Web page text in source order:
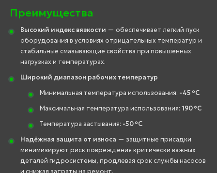
Преимущества
Высокий индекс вязкости — обеспечивает легкий пуск
оборудования в условиях отрицательных температур и
стабильные смазывающие свойства при повышенных
нагрузках и температурах.
Широкий диапазон рабочих температур
Минимальная температура использования: -45 °C
Максимальная температура использования: 190 °C
Температура застывания: -50 °C
Надёжная защита от износа — защитные присадки
минимизируют риск повреждения критически важных
деталей гидросистемы, продлевая срок службы насосов
и снижая затраты на ремонт.